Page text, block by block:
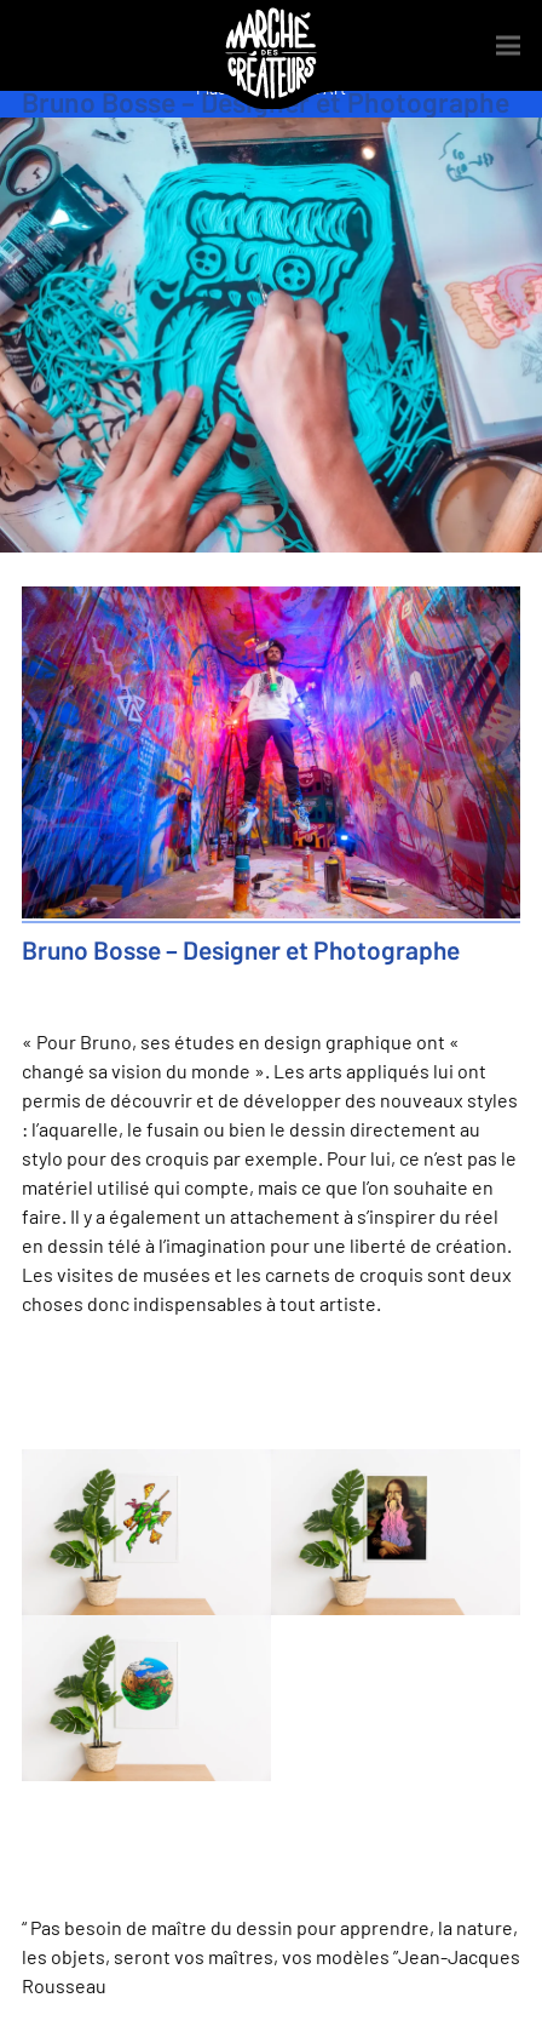
Bruno Bosse – Designer et Photographe
Gravure,Illustration
Plasticien,Street Art
Bruno Bosse – Designer et Photographe
« Pour Bruno, ses études en design graphique ont «
changé sa vision du monde ». Les arts appliqués lui ont
permis de découvrir et de développer des nouveaux styles
: l’aquarelle, le fusain ou bien le dessin directement au
stylo pour des croquis par exemple. Pour lui, ce n’est pas le
matériel utilisé qui compte, mais ce que l’on souhaite en
faire. Il y a également un attachement à s’inspirer du réel
en dessin télé à l’imagination pour une liberté de création.
Les visites de musées et les carnets de croquis sont deux
choses donc indispensables à tout artiste.
“ Pas besoin de maître du dessin pour apprendre, la nature,
les objets, seront vos maîtres, vos modèles ”Jean-Jacques
Rousseau